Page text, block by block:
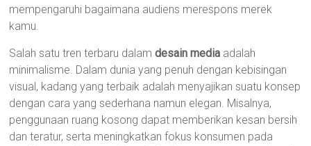
mempengaruhi bagaimana audiens merespons merek
kamu.
Salah satu tren terbaru dalamdesain media adalah
minimalisme. Dalam dunia yang penuh dengan kebisingan
visual, kadang yang terbaik adalah menyajikan suatu konsep
dengan cara yang sederhana namun elegan. Misalnya,
penggunaan ruang kosong dapat memberikan kesan bersih
dan teratur, serta meningkatkan fokus konsumen pada